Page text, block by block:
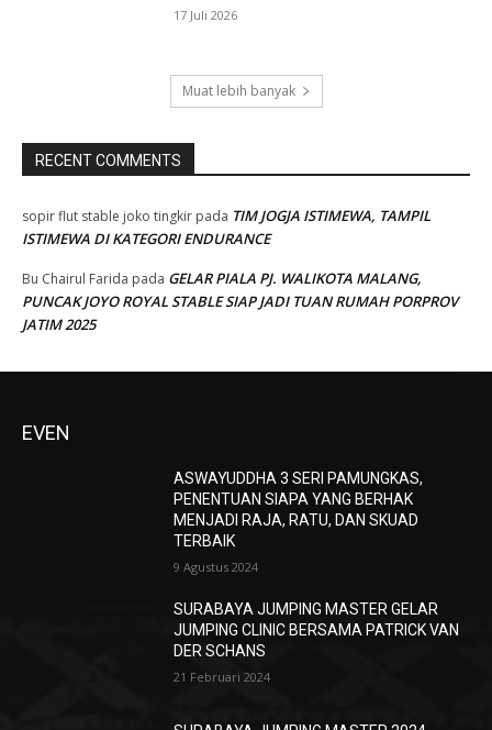
17 Juli 2026
Muat lebih banyak
RECENT COMMENTS
sopir flut stable joko tingkir pada TIM JOGJA ISTIMEWA, TAMPIL
ISTIMEWA DI KATEGORI ENDURANCE
Bu Chairul Farida pada GELAR PIALA PJ. WALIKOTA MALANG,
PUNCAK JOYO ROYAL STABLE SIAP JADI TUAN RUMAH PORPROV
JATIM 2025
EVEN
ASWAYUDDHA 3 SERI PAMUNGKAS,
PENENTUAN SIAPA YANG BERHAK
MENJADI RAJA, RATU, DAN SKUAD
TERBAIK
9 Agustus 2024
SURABAYA JUMPING MASTER GELAR
JUMPING CLINIC BERSAMA PATRICK VAN
DER SCHANS
21 Februari 2024